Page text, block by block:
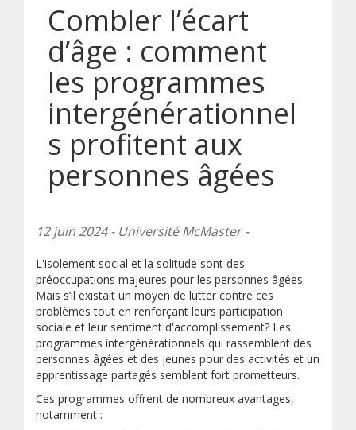
Combler l’écart
d’âge : comment
les programmes
intergénérationnel
s profitent aux
personnes âgées
12 juin 2024 - Université McMaster -
L'isolement social et la solitude sont des
préoccupations majeures pour les personnes âgées.
Mais s’il existait un moyen de lutter contre ces
problèmes tout en renforçant leurs participation
sociale et leur sentiment d'accomplissement? Les
programmes intergénérationnels qui rassemblent des
personnes âgées et des jeunes pour des activités et un
apprentissage partagés semblent fort prometteurs.
Ces programmes offrent de nombreux avantages,
notamment :